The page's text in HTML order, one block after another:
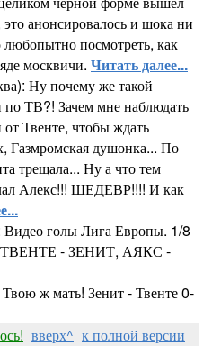
анонсировалось и шока ни
любопытно посмотреть, как
москвичи. Читать далее...
Ну почему же такой
ТВ?! Зачем мне наблюдать
Твенте, чтобы ждать
Газмромская душонка... По
трещала... Ну а что тем
Алекс!!! ШЕДЕВР!!!! И как
Видео голы Лига Европы. 1/8
- ЗЕНИТ, АЯКС -
ж мать! Зенит - Твенте 0-
вверх^ к полной версии